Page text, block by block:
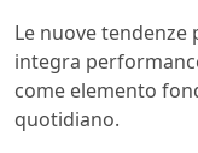
Le nuove
integra
come elemento
quotidiano.